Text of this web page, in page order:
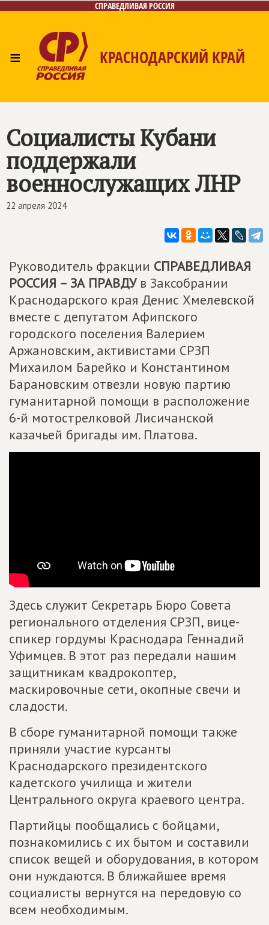
СПРАВЕДЛИВАЯ РОССИЯ
≡ КРАСНОДАРСКИЙ КРАЙ
Контакты
Социалисты Кубани
поддержали
военнослужащих ЛНР
22 апреля 2024
Руководитель фракции СПРАВЕДЛИВАЯ
РОССИЯ – ЗА ПРАВДУв Заксобрании
Краснодарского края Денис Хмелевской
вместе с депутатом Афипского
городского поселения Валерием
Аржановским, активистами СРЗП
Михаилом Барейко и Константином
Барановским отвезли новую партию
гуманитарной помощи в расположение
6-й мотострелковой Лисичанской
казачьей бригады им. Платова.
Здесь служит Секретарь Бюро Совета
регионального отделения СРЗП, вице-
спикер гордумы Краснодара Геннадий
Уфимцев. В этот раз передали нашим
защитникам квадрокоптер,
маскировочные сети, окопные свечи и
сладости.
В сборе гуманитарной помощи также
приняли участие курсанты
Краснодарского президентского
кадетского училища и жители
Центрального округа краевого центра.
Партийцы пообщались с бойцами,
познакомились с их бытом и составили
список вещей и оборудования, в котором
они нуждаются. В ближайшее время
социалисты вернутся на передовую со
всем необходимым.